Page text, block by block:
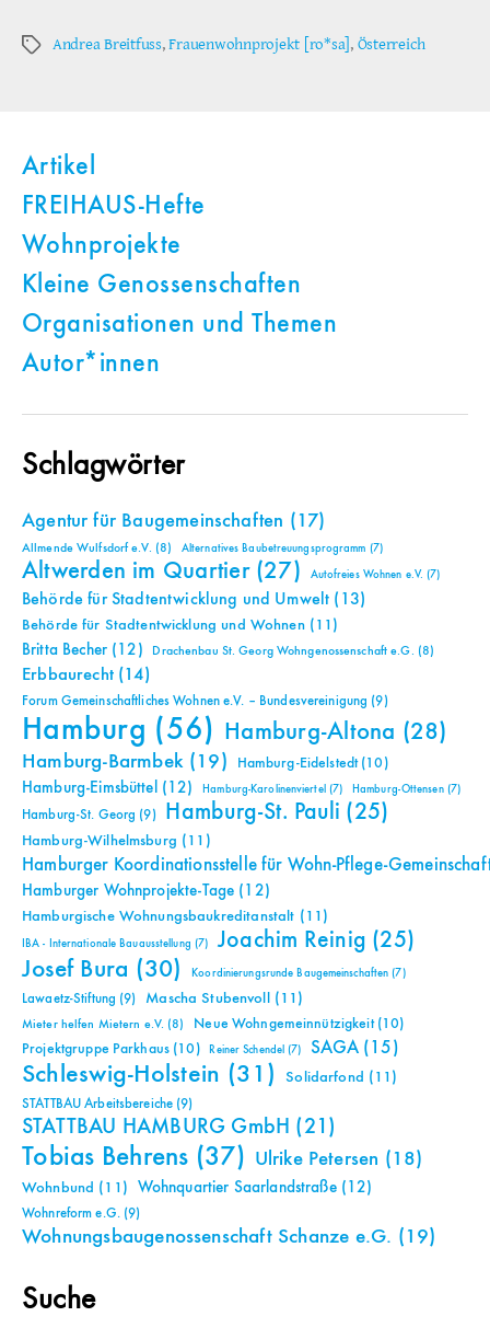
Schlagwörter
Andrea Breitfuss,Frauenwohnprojekt [ro*sa], Österreich
Artikel
FREIHAUS-Hefte
Wohnprojekte
Kleine Genossenschaften
Organisationen und Themen
Autor*innen
Schlagwörter
Agentur für Baugemeinschaften (17)
Allmende Wulfsdorf e.V. (8) Alternatives Baubetreuungsprogramm (7)
Altwerden im Quartier(27) Autofreies Wohnen e.V. (7)
Behörde für Stadtentwicklung und Umwelt (13)
Behörde für Stadtentwicklung und Wohnen(11)
Britta Becher(12) Drachenbau St. Georg Wohngenossenschaft e.G. (8)
Erbbaurecht(14)
Forum Gemeinschaftliches Wohnen e.V. – Bundesvereinigung (9)
Hamburg (56) Hamburg-Altona (28)
Hamburg-Barmbek(19) Hamburg-Eidelstedt(10)
Hamburg-Eimsbüttel (12) Hamburg-Karolinenviertel (7) Hamburg-Ottensen(7)
Hamburg-St. Georg (9) Hamburg-St. Pauli (25)
Hamburg-Wilhelmsburg (11)
Hamburger Koordinationsstelle für Wohn-Pflege-
Hamburger Wohnprojekte-Tage (12)
Hamburgische Wohnungsbaukreditanstalt (11)
IBA - Internationale Bauausstellung (7) Joachim Reinig (25)
Josef Bura (30) Koordinierungsrunde Baugemeinschaften (7)
Lawaetz-Stiftung (9) Mascha Stubenvoll (11)
Mieter helfen Mietern e.V. (8) Neue Wohngemeinnützigkeit(10)
Projektgruppe Parkhaus (10) Reiner Schendel (7) SAGA(15)
Schleswig-Holstein (31) Solidarfond (11)
STATTBAU Arbeitsbereiche (9)
STATTBAU HAMBURG GmbH (21)
Tobias Behrens (37) Ulrike Petersen (18)
Wohnbund (11) Wohnquartier Saarlandstraße(12)
Wohnreform e.G.(9)
Wohnungsbaugenossenschaft Schanze e.G. (19)
Suche